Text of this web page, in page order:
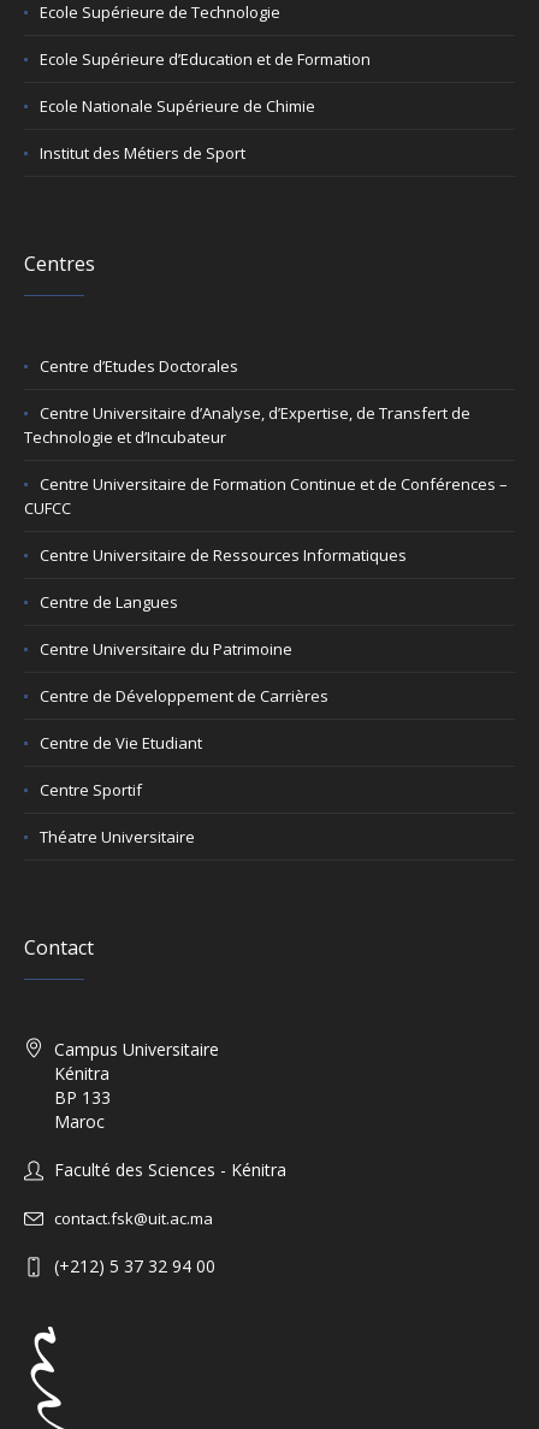
Ecole Supérieure de Technologie
Ecole Supérieure d’Education et de Formation
Ecole Nationale Supérieure de Chimie
Institut des Métiers de Sport
Centres
Centre d’Etudes Doctorales
Centre Universitaire d’Analyse, d’Expertise, de Transfert de
Technologie et d’Incubateur
Centre Universitaire de Formation Continue et de Conférences –
CUFCC
Centre Universitaire de Ressources Informatiques
Centre de Langues
Centre Universitaire du Patrimoine
Centre de Développement de Carrières
Centre de Vie Etudiant
Centre Sportif
Théatre Universitaire
Contact
Campus Universitaire
Kénitra
BP 133
Maroc
Faculté des Sciences - Kénitra
contact.fsk@uit.ac.ma
(+212) 5 37 32 94 00